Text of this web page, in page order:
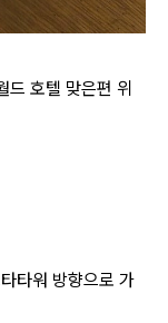
드 호텔 맞은편 위
타워 방향으로 가